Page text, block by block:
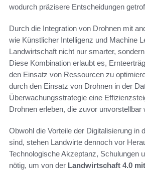
wodurch präzisere Entscheidungen
Durch die Integration von Drohnen mit
wie Künstlicher Intelligenz und Machine
Landwirtschaft nicht nur smarter,
Diese Kombination erlaubt es,
den Einsatz von Ressourcen zu
durch den Einsatz von Drohnen in der
Überwachungsstrategie eine
Drohnen erleben, die zuvor unvorstellbar
Obwohl die Vorteile der Digitalisierung in
sind, stehen Landwirte dennoch vor
Technologische Akzeptanz, Schulungen
nötig, um von der Landwirtschaft 4.0